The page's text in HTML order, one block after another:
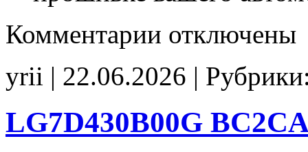
Комментарии записи
E2(EGR_off)
FANcorr
отключены
yrii | 22.06.2026 |
LG7D430B00G